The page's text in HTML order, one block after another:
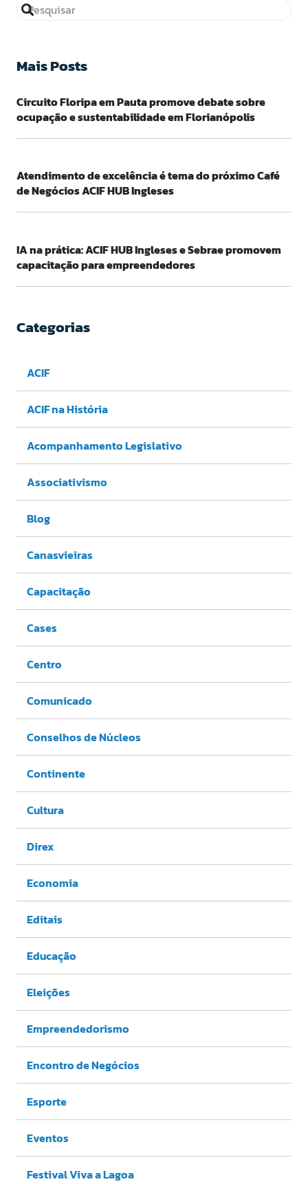
Mais Posts
Circuito Floripa em Pauta promove debate sobre
ocupação e sustentabilidade em Florianópolis
Atendimento de excelência é tema do próximo Café
de Negócios ACIF HUB Ingleses
IA na prática: ACIF HUB Ingleses e Sebrae promovem
capacitação para empreendedores
Categorias
ACIF
ACIF na História
Acompanhamento Legislativo
Associativismo
Blog
Canasvieiras
Capacitação
Cases
Centro
Comunicado
Conselhos de Núcleos
Continente
Cultura
Direx
Economia
Editais
Educação
Eleições
Empreendedorismo
Encontro de Negócios
Esporte
Eventos
Festival Viva a Lagoa